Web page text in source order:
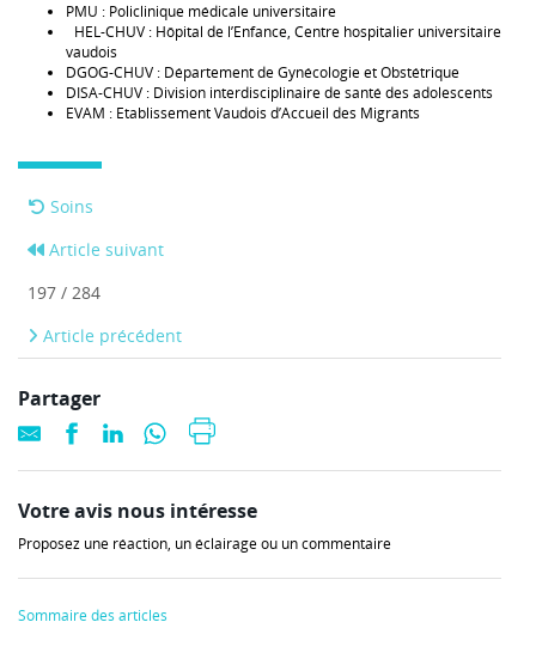
PMU : Policlinique médicale universitaire
HEL-CHUV : Hôpital de l’Enfance, Centre hospitalier universitaire
vaudois
DGOG-CHUV : Département de Gynécologie et Obstétrique
DISA-CHUV : Division interdisciplinaire de santé des adolescents
EVAM : Etablissement Vaudois d’Accueil des Migrants
Soins
Article suivant
197 / 284
Article précédent
Partager
Votre avis nous intéresse
Proposez une réaction, un éclairage ou un commentaire
Sommaire des articles